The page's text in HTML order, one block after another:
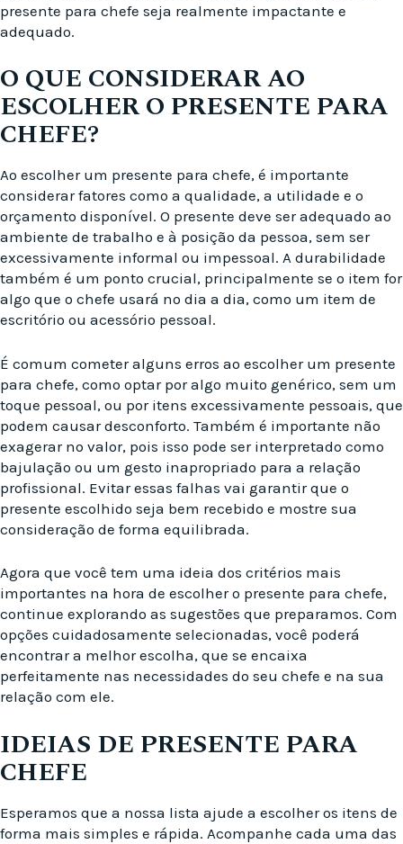
presente para chefe seja realmente impactante e
adequado.
O QUE CONSIDERAR AO
ESCOLHER O PRESENTE PARA
CHEFE?
Ao escolher um presente para chefe, é importante
considerar fatores como a qualidade, a utilidade e o
orçamento disponível. O presente deve ser adequado ao
ambiente de trabalho e à posição da pessoa, sem ser
excessivamente informal ou impessoal. A durabilidade
também é um ponto crucial, principalmente se o item for
algo que o chefe usará no dia a dia, como um item de
escritório ou acessório pessoal.
É comum cometer alguns erros ao escolher um presente
para chefe, como optar por algo muito genérico, sem um
toque pessoal, ou por itens excessivamente pessoais, que
podem causar desconforto. Também é importante não
exagerar no valor, pois isso pode ser interpretado como
bajulação ou um gesto inapropriado para a relação
profissional. Evitar essas falhas vai garantir que o
presente escolhido seja bem recebido e mostre sua
consideração de forma equilibrada.
Agora que você tem uma ideia dos critérios mais
importantes na hora de escolher o presente para chefe,
continue explorando as sugestões que preparamos. Com
opções cuidadosamente selecionadas, você poderá
encontrar a melhor escolha, que se encaixa
perfeitamente nas necessidades do seu chefe e na sua
relação com ele.
IDEIAS DE PRESENTE PARA
CHEFE
Esperamos que a nossa lista ajude a escolher os itens de
forma mais simples e rápida. Acompanhe cada uma das